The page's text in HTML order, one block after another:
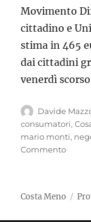
Movimento
cittadino e
stima in 465
dai cittadini
venerdì
Autore
Davide
consumatori,
mario monti,
Commento
Costa Meno